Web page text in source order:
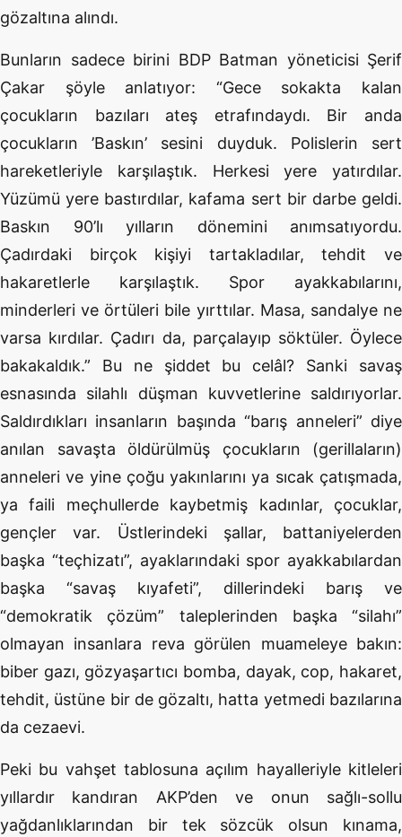
gözaltına alındı.
Bunların sadece birini BDP Batman yöneticisi Şerif
Çakar şöyle anlatıyor: “Gece sokakta kalan
çocukların bazıları ateş etrafındaydı. Bir anda
çocukların ’Baskın’ sesini duyduk. Polislerin sert
hareketleriyle karşılaştık. Herkesi yere yatırdılar.
Yüzümü yere bastırdılar, kafama sert bir darbe geldi.
Baskın 90’lı yılların dönemini anımsatıyordu.
Çadırdaki birçok kişiyi tartakladılar, tehdit ve
hakaretlerle karşılaştık. Spor ayakkabılarını,
minderleri ve örtüleri bile yırttılar. Masa, sandalye ne
varsa kırdılar. Çadırı da, parçalayıp söktüler. Öylece
bakakaldık.” Bu ne şiddet bu celâl? Sanki savaş
esnasında silahlı düşman kuvvetlerine saldırıyorlar.
Saldırdıkları insanların başında “barış anneleri” diye
anılan savaşta öldürülmüş çocukların (gerillaların)
anneleri ve yine çoğu yakınlarını ya sıcak çatışmada,
ya faili meçhullerde kaybetmiş kadınlar, çocuklar,
gençler var. Üstlerindeki şallar, battaniyelerden
başka “teçhizatı”, ayaklarındaki spor ayakkabılardan
başka “savaş kıyafeti”, dillerindeki barış ve
“demokratik çözüm” taleplerinden başka “silahı”
olmayan insanlara reva görülen muameleye bakın:
biber gazı, gözyaşartıcı bomba, dayak, cop, hakaret,
tehdit, üstüne bir de gözaltı, hatta yetmedi bazılarına
da cezaevi.
Peki bu vahşet tablosuna açılım hayalleriyle kitleleri
yıllardır kandıran AKP’den ve onun sağlı-sollu
yağdanlıklarından bir tek sözcük olsun kınama,